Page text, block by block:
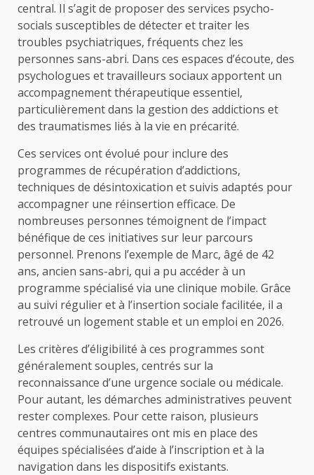
central. Il s’agit de proposer des services psycho-
socials susceptibles de détecter et traiter les
troubles psychiatriques, fréquents chez les
personnes sans-abri. Dans ces espaces d’écoute, des
psychologues et travailleurs sociaux apportent un
accompagnement thérapeutique essentiel,
particulièrement dans la gestion des addictions et
des traumatismes liés à la vie en précarité.
Ces services ont évolué pour inclure des
programmes de récupération d’addictions,
techniques de désintoxication et suivis adaptés pour
accompagner une réinsertion efficace. De
nombreuses personnes témoignent de l’impact
bénéfique de ces initiatives sur leur parcours
personnel. Prenons l’exemple de Marc, âgé de 42
ans, ancien sans-abri, qui a pu accéder à un
programme spécialisé via une clinique mobile. Grâce
au suivi régulier et à l’insertion sociale facilitée, il a
retrouvé un logement stable et un emploi en 2026.
Les critères d’éligibilité à ces programmes sont
généralement souples, centrés sur la
reconnaissance d’une urgence sociale ou médicale.
Pour autant, les démarches administratives peuvent
rester complexes. Pour cette raison, plusieurs
centres communautaires ont mis en place des
équipes spécialisées d’aide à l’inscription et à la
navigation dans les dispositifs existants.